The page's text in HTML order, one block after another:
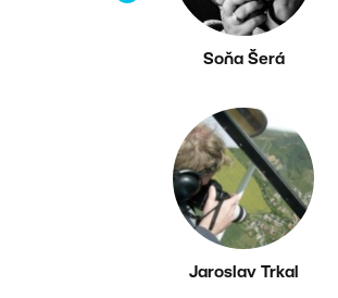
Soňa Šerá
Jaroslav Trkal